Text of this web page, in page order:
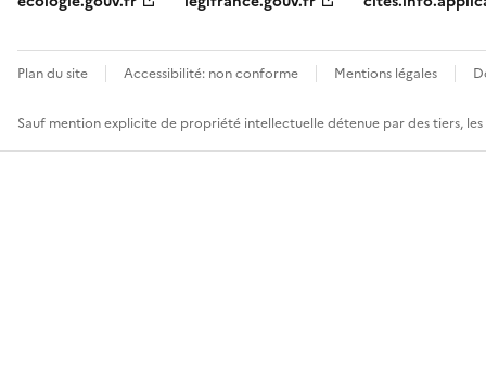
Plan du site Accessibilité: non conforme Mentions légales
Sauf mention explicite de propriété intellectuelle détenue par des tiers,